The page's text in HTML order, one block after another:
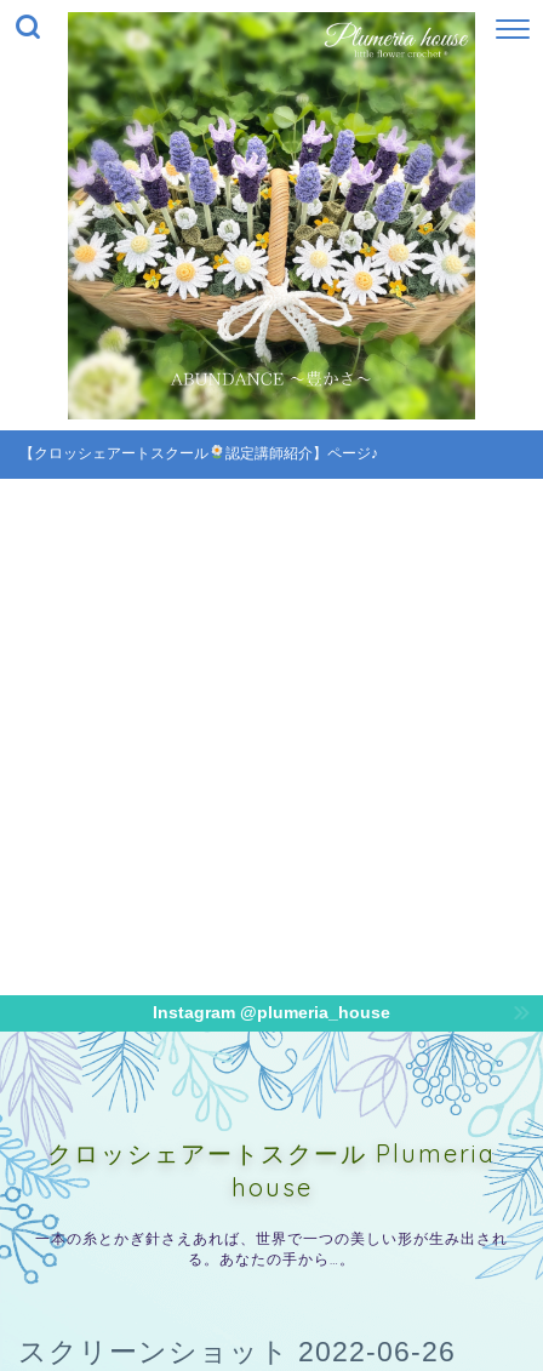
【クロッシェアートスクール 認定講師紹介】ページ♪
Instagram @plumeria_house
クロッシェアートスクール Plumeria
house
一本の糸とかぎ針さえあれば、世界で一つの美しい形が生み出され
る。あなたの手から…。
スクリーンショット 2022-06-26